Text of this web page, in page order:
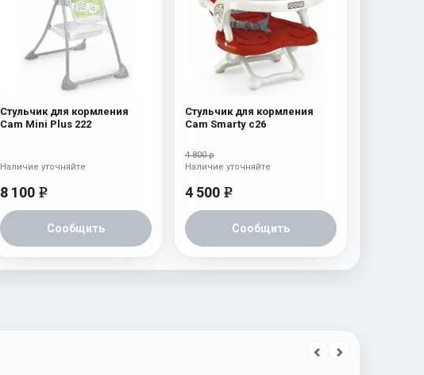
Стульчик для кормления
Cam Mini Plus 222
8 100 e
Сообщить
Наличие уточняйте
Стульчик для кормления
Cam Smarty c26
4 800 р
4 500 e
Сообщить
Наличие уточняйте